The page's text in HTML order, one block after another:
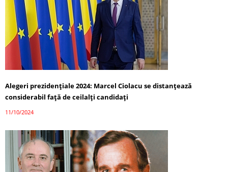
Alegeri prezidențiale 2024: Marcel Ciolacu se distanțează
considerabil față de ceilalți candidați
11/10/2024